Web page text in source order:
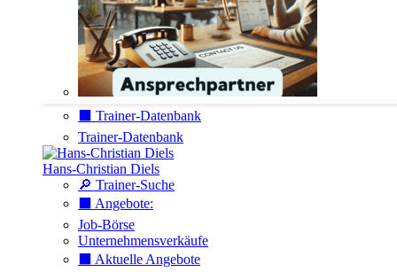
⬛️ Trainer-Datenbank
Trainer-Datenbank
Hans-Christian Diels
🔎 Trainer-Suche
⬛️ Angebote:
Job-Börse
Unternehmensverkäufe
⬛️ Aktuelle Angebote